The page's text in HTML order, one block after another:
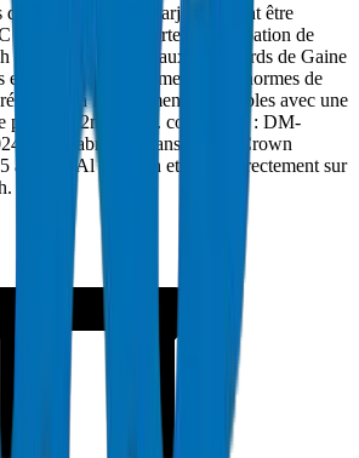
Gaine PVC à Charjah doivent être
2 / DIN 8062 et porter l'approbation de
et SEWA. Les Tuyaux / Raccords de Gaine
pression d'éclatement à des normes de
à l'écrasement applicables avec une
paroi ±0.2mm. Réf. conformité : DM-
001. Fabriqués dans l'usine Crown
à Umm Al Quwain et livrés directement sur